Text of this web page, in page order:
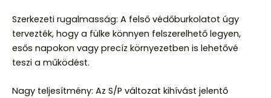
Szerkezeti rugalmasság: A felső védőburkolatot úgy
tervezték, hogy a fülke könnyen felszerelhető legyen,
esős napokon vagy precíz környezetben is lehetővé
teszi a működést.
Nagy teljesítmény: Az S/P változat kihívást jelentő